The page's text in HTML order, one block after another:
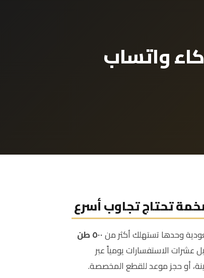
واتساب
تحتاج تجاوب أسرع
وحدها تستهلك أكثر من٥٠٠ طن
الاستفسارات يومياً عبر
أو حجز موعد للقطع المخصصة.